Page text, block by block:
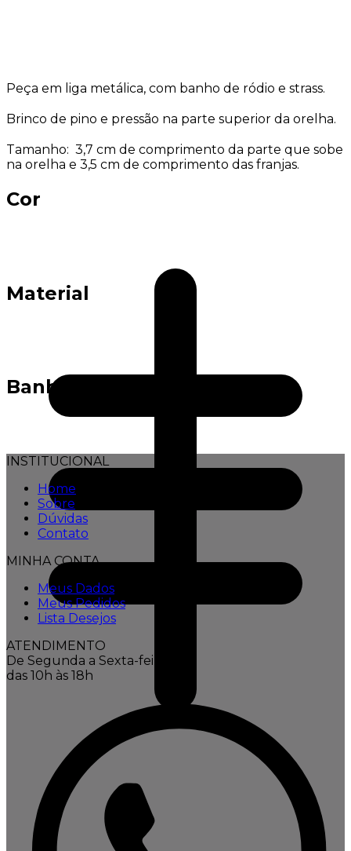
Peça em liga metálica, com banho de ródio e strass.
Brinco de pino e pressão na parte superior da orelha.
Tamanho: 3,7 cm de comprimento da parte que sobe
na orelha e 3,5 cm de comprimento das franjas.
Cor
Material
Banho
INSTITUCIONAL
Home
Sobre
Dúvidas
Contato
MINHA CONTA
Meus Dados
Meus Pedidos
Lista Desejos
ATENDIMENTO
De Segunda a Sexta-feira,
das 10h às 18h